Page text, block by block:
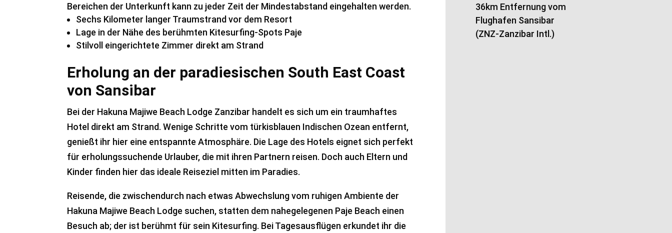
Bereichen der Unterkunft kann zu jeder Zeit der Mindestabstand eingehalten werden.
Sechs Kilometer langer Traumstrand vor dem Resort
Lage in der Nähe des berühmten Kitesurfing-Spots Paje
Stilvoll eingerichtete Zimmer direkt am Strand
Erholung an der paradiesischen South East Coast
von Sansibar
Bei der Hakuna Majiwe Beach Lodge Zanzibar handelt es sich um ein traumhaftes
Hotel direkt am Strand. Wenige Schritte vom türkisblauen Indischen Ozean entfernt,
genießt ihr hier eine entspannte Atmosphäre. Die Lage des Hotels eignet sich perfekt
für erholungssuchende Urlauber, die mit ihren Partnern reisen. Doch auch Eltern und
Kinder finden hier das ideale Reiseziel mitten im Paradies.
Reisende, die zwischendurch nach etwas Abwechslung vom ruhigen Ambiente der
Hakuna Majiwe Beach Lodge suchen, statten dem nahegelegenen Paje Beach einen
Besuch ab; der ist berühmt für sein Kitesurfing. Bei Tagesausflügen erkundet ihr die
36km Entfernung vom
Flughafen Sansibar
(ZNZ-Zanzibar Intl.)